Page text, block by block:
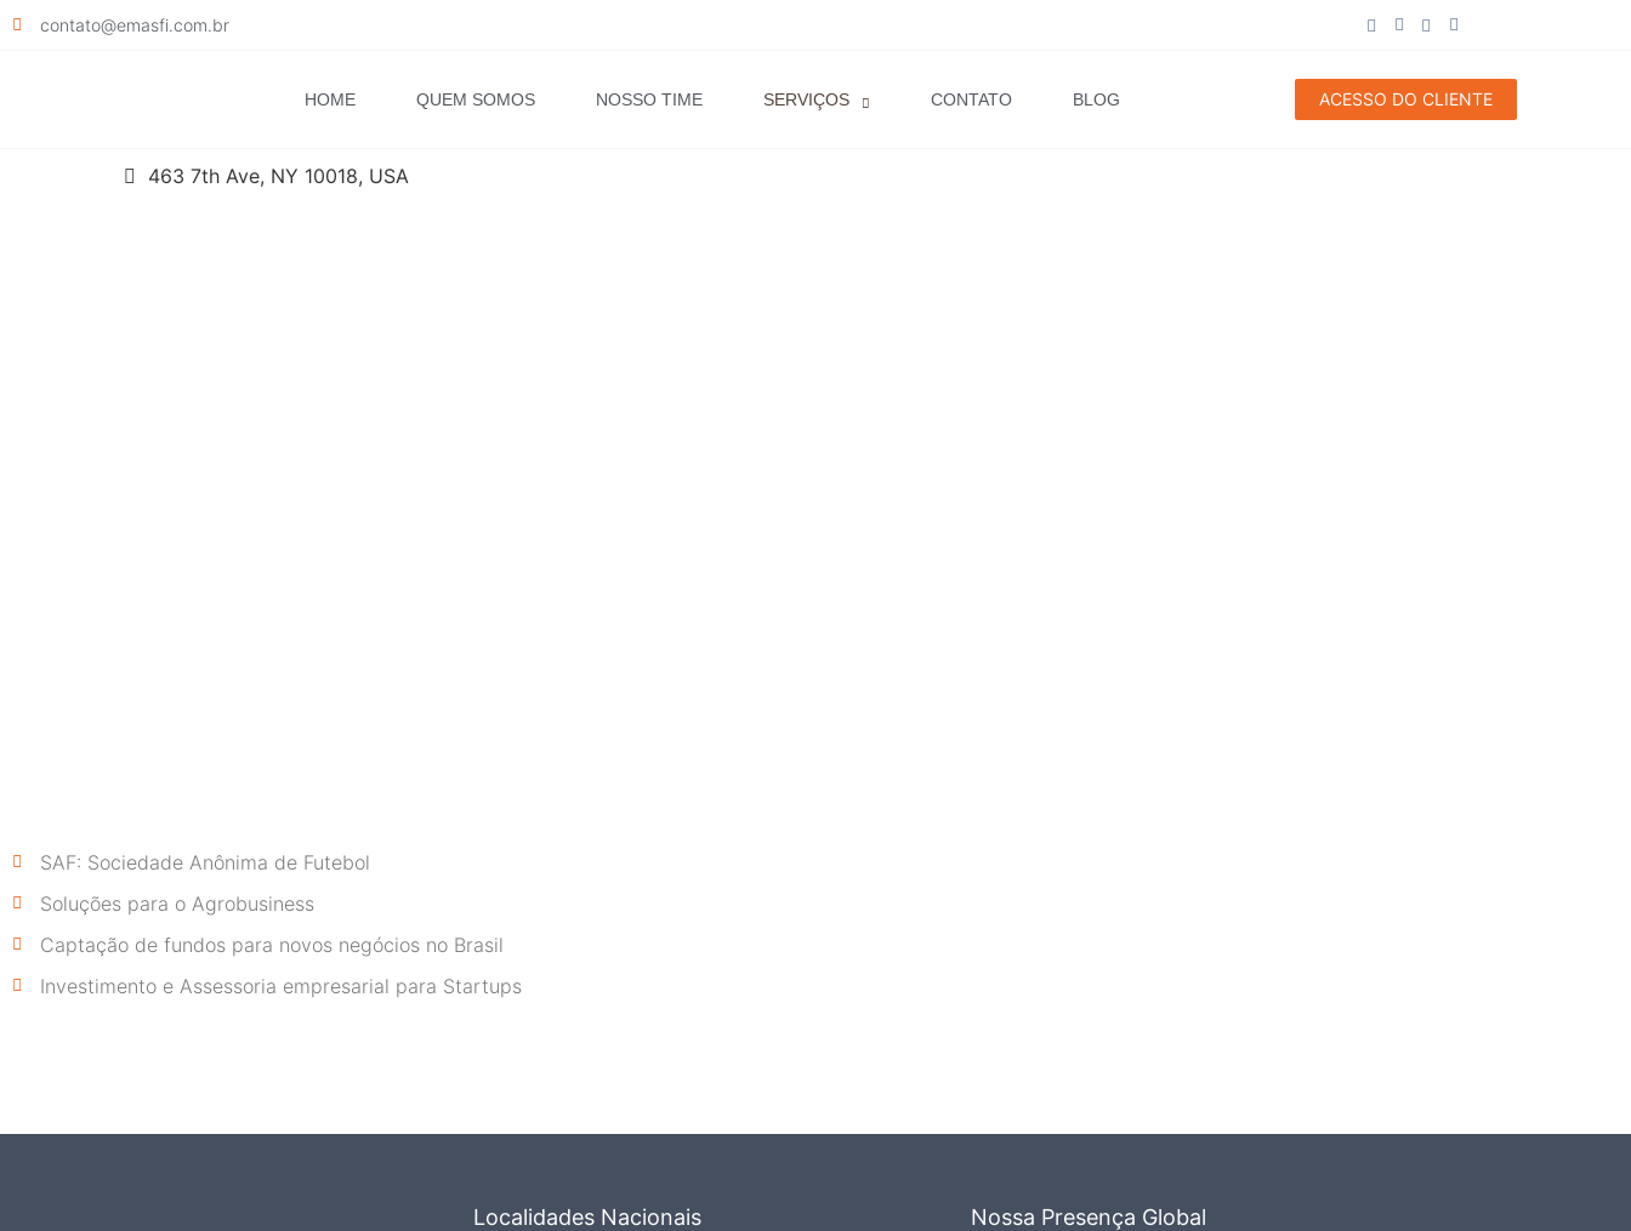
contato@emasfi.com.br
HOME QUEM SOMOS NOSSO TIME SERVIÇOS CONTATO BLOG ACESSO DO CLIENTE
463 7th Ave, NY 10018, USA
SAF: Sociedade Anônima de Futebol
Soluções para o Agrobusiness
Captação de fundos para novos negócios no Brasil
Investimento e Assessoria empresarial para Startups
Localidades Nacionais Nossa Presença Global